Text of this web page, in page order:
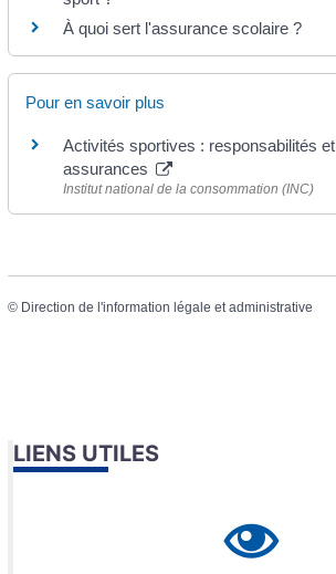
À quoi sert l'assurance scolaire ?
Pour en savoir plus
Activités sportives : responsabilités et
assurances
Institut national de la consommation (INC)
© Direction de l'information légale et administrative
LIENS UTILES